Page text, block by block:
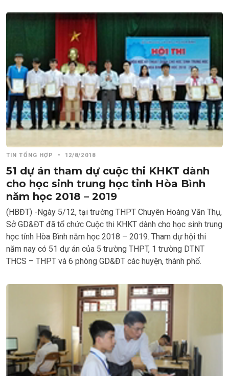
TIN TỔNG HỢP • 12/8/2018
51 dự án tham dự cuộc thi KHKT dành
cho học sinh trung học tỉnh Hòa Bình
năm học 2018 – 2019
(HBĐT) -Ngày 5/12, tại trường THPT Chuyên Hoàng Văn Thụ,
Sở GD&ĐT đã tổ chức Cuộc thi KHKT dành cho học sinh trung
học tỉnh Hòa Bình năm học 2018 – 2019. Tham dự hội thi
năm nay có 51 dự án của 5 trường THPT, 1 trường DTNT
THCS – THPT và 6 phòng GD&ĐT các huyện, thành phố.